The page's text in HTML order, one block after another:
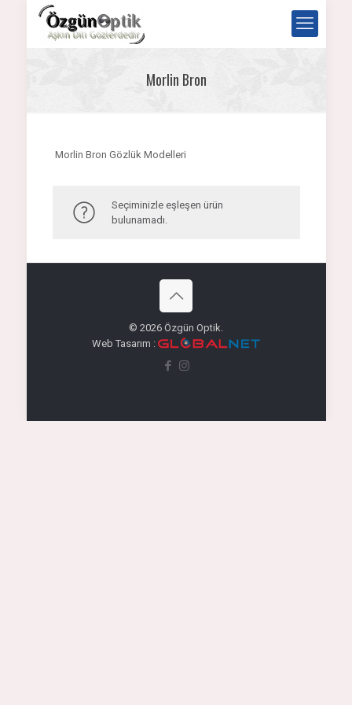
Morlin Bron
Morlin Bron Gözlük Modelleri
Seçiminizle eşleşen ürün
bulunamadı.
© 2026 Özgün Optik.
Web Tasarım :